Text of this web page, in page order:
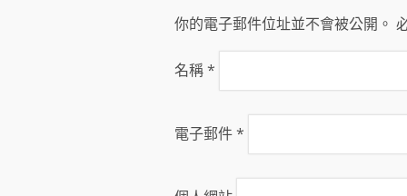
你的電子郵件位址並不會被公開。
名稱*
電子郵件*